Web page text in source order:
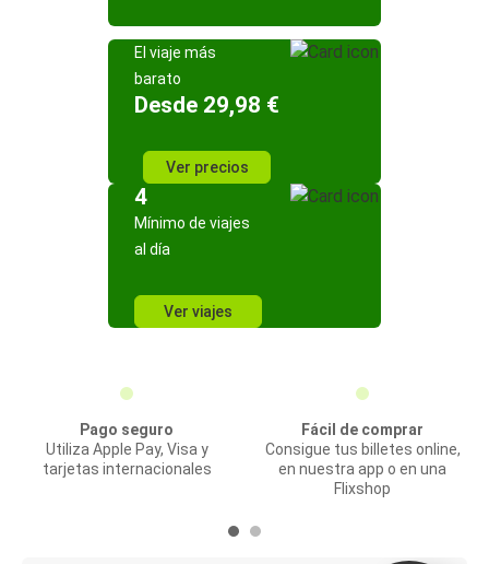
El viaje más
barato
Desde 29,98 €
Ver precios
4
Mínimo de viajes
al día
Ver viajes
Pago seguro
Utiliza Apple Pay, Visa y
tarjetas internacionales
Fácil de comprar
Consigue tus billetes online,
en nuestra app o en una
Flixshop